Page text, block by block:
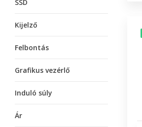
SSD
Kijelző
Felbontás
Grafikus vezérlő
Induló súly
Ár